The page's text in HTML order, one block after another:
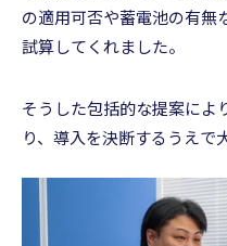
の適用可否や蓄電池の有無
試算してくれました。
そうした包括的な提案によ
り、導入を決断するうえで